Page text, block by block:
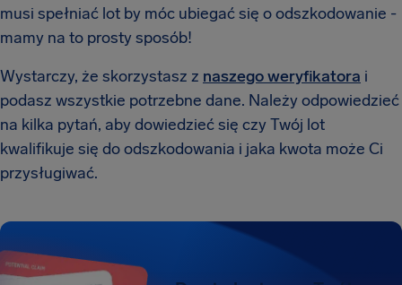
musi spełniać lot by móc ubiegać się o odszkodowanie -
mamy na to prosty sposób!
Wystarczy, że skorzystasz z naszego weryfikatora i
podasz wszystkie potrzebne dane. Należy odpowiedzieć
na kilka pytań, aby dowiedzieć się czy Twój lot
kwalifikuje się do odszkodowania i jaka kwota może Ci
przysługiwać.